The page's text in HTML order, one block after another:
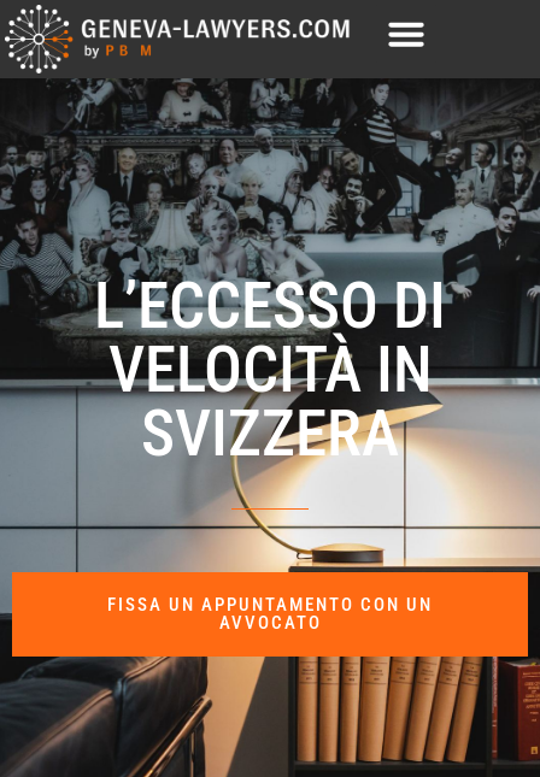
L’ECCESSO DI
VELOCITÀ IN
SVIZZERA
FISSA UN APPUNTAMENTO CON UN
AVVOCATO